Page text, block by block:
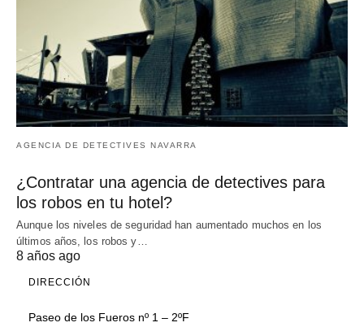
AGENCIA DE DETECTIVES NAVARRA
¿Contratar una agencia de detectives para
los robos en tu hotel?
Aunque los niveles de seguridad han aumentado muchos en los
últimos años, los robos y…
8 años ago
DIRECCIÓN
Paseo de los Fueros nº 1 – 2ºF